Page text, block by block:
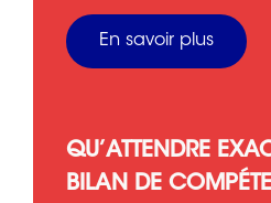
En savoir plus
QU’ATTENDRE
BILAN DE